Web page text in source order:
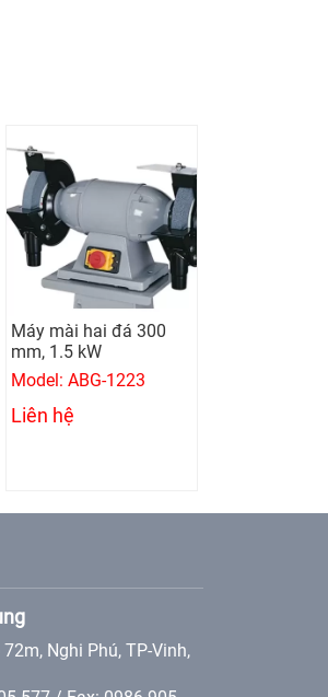
Máy mài hai đá 300
mm, 1.5 kW
Model: ABG-1223
Liên hệ
Nghi Phú, TP-Vinh,